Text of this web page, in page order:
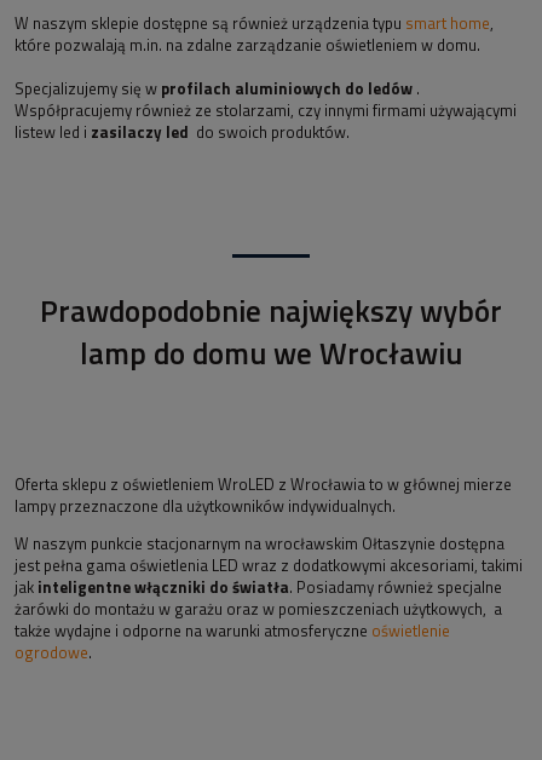
W naszym sklepie dostępne są również urządzenia typu smart home,
które pozwalają m.in. na zdalne zarządzanie oświetleniem w domu.
Specjalizujemy się w profilach aluminiowych do ledów .
Współpracujemy również ze stolarzami, czy innymi firmami używającymi
listew led i zasilaczy led do swoich produktów.
Prawdopodobnie największy wybór
lamp do domu we Wrocławiu
Oferta sklepu z oświetleniem WroLED z Wrocławia to w głównej mierze
lampy przeznaczone dla użytkowników indywidualnych.
W naszym punkcie stacjonarnym na wrocławskim Ołtaszynie dostępna
jest pełna gama oświetlenia LED wraz z dodatkowymi akcesoriami, takimi
jak inteligentne włączniki do światła. Posiadamy również specjalne
żarówki do montażu w garażu oraz w pomieszczeniach użytkowych, a
także wydajne i odporne na warunki atmosferyczne oświetlenie
ogrodowe.